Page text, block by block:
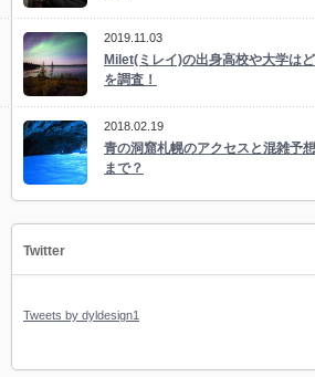
2019.11.03
Milet(ミレイ)の出身高校や大学は
を調査！
2018.02.19
青の洞窟札幌のアクセスと混雑予
まで？
Twitter
Tweets by dyldesign1